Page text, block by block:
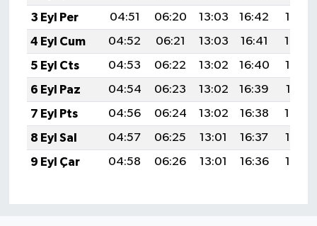
3 Eyl Per
04:51 06:20 13:03 16:42
19:36
4 Eyl Cum
04:52 06:21 13:03 16:41
19:34
5 Eyl Cts
04:53 06:22 13:02 16:40
19:33
6 Eyl Paz
04:54 06:23 13:02 16:39
19:31
7 Eyl Pts
04:56 06:24 13:02 16:38
19:29
8 Eyl Sal
04:57 06:25 13:01 16:37
19:28
9 Eyl Çar
04:58 06:26 13:01 16:36 19:26